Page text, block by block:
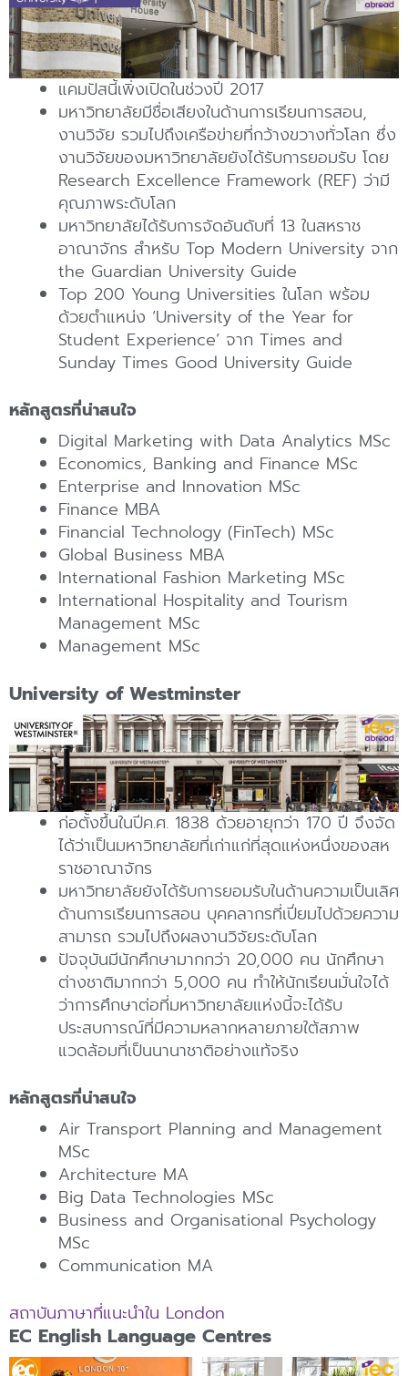
แคมปัสนี้เพิ่งเปิดในช่วงปี 2017
มหาวิทยาลัยมีชื่อเสียงในด้านการเรียนการสอน,
งานวิจัย รวมไปถึงเครือข่ายที่กว้างขวางทั่วโลก ซึ่ง
งานวิจัยของมหาวิทยาลัยยังได้รับการยอมรับ โดย
Research Excellence Framework (REF) ว่ามี
คุณภาพระดับโลก
มหาวิทยาลัยได้รับการจัดอันดับที่ 13 ในสหราช
อาณาจักร สำหรับ Top Modern University จาก
the Guardian University Guide
Top 200 Young Universities ในโลก พร้อม
ด้วยตำแหน่ง ‘University of the Year for
Student Experience’ จาก Times and
Sunday Times Good University Guide
หลักสูตรที่น่าสนใจ
Digital Marketing with Data Analytics MSc
Economics, Banking and Finance MSc
Enterprise and Innovation MSc
Finance MBA
Financial Technology (FinTech) MSc
Global Business MBA
International Fashion Marketing MSc
International Hospitality and Tourism
Management MSc
Management MSc
University of Westminster
ก่อตั้งขึ้นในปีค.ศ. 1838 ด้วยอายุกว่า 170 ปี จึงจัด
ได้ว่าเป็นมหาวิทยาลัยที่เก่าแก่ที่สุดแห่งหนึ่งของสห
ราชอาณาจักร
มหาวิทยาลัยยังได้รับการยอมรับในด้านความเป็นเลิศ
ด้านการเรียนการสอน บุคคลากรที่เปี่ยมไปด้วยความ
สามารถ รวมไปถึงผลงานวิจัยระดับโลก
ปัจจุบันมีนักศึกษามากกว่า 20,000 คน นักศึกษา
ต่างชาติมากกว่า 5,000 คน ทำให้นักเรียนมั่นใจได้
ว่าการศึกษาต่อที่มหาวิทยาลัยแห่งนี้จะได้รับ
ประสบการณ์ที่มีความหลากหลายภายใต้สภาพ
แวดล้อมที่เป็นนานาชาติอย่างแท้จริง
หลักสูตรที่น่าสนใจ
Air Transport Planning and Management
MSc
Architecture MA
Big Data Technologies MSc
Business and Organisational Psychology
MSc
Communication MA
สถาบันภาษาที่แนะนำใน London
EC English Language Centres